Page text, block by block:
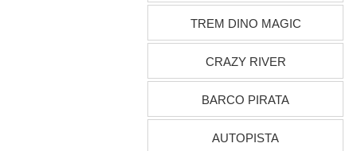
TREM DINO MAGIC
CRAZY RIVER
BARCO PIRATA
AUTOPISTA